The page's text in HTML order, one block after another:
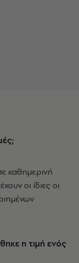
καθημερινή
οι ίδιες οι
η τιμή ενός